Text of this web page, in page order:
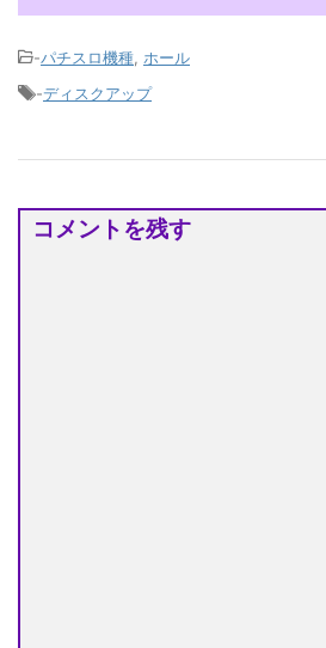
-パチスロ機種 ホール
-ディスクアップ
コメントを残す